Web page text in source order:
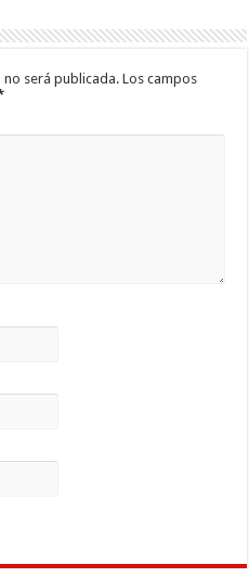
será publicada. Los campos